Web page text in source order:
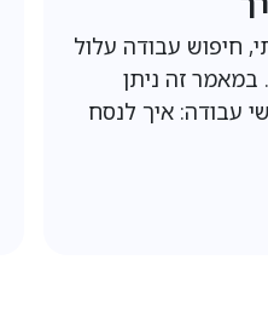
– אתם בטח כבר
תהליך ארוך, מתסכל,
עשרות […]